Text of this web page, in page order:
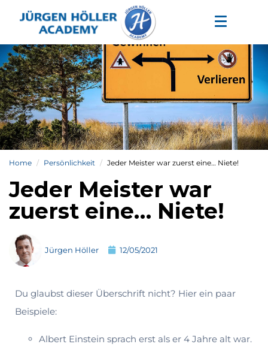
Home Persönlichkeit Jeder Meister war zuerst eine… Niete!
Jeder Meister war
zuerst eine… Niete!
Jürgen Höller 12/05/2021
Du glaubst dieser Überschrift nicht? Hier ein paar
Beispiele:
Albert Einstein sprach erst als er 4 Jahre alt war.